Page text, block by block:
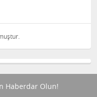
Haberdar Olun!